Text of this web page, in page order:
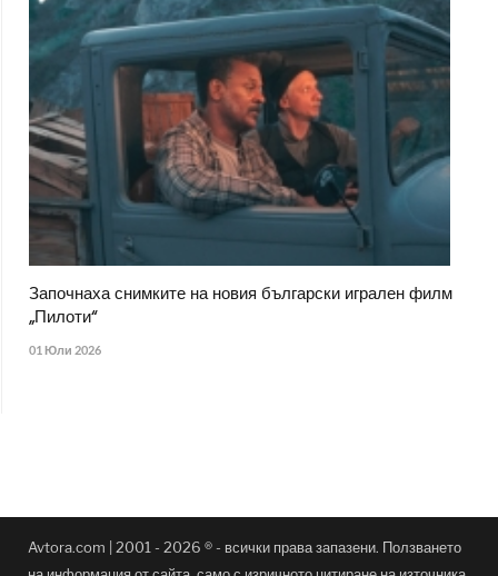
Започнаха снимките на новия български игрален филм
„Пилоти“
01 Юли 2026
Avtora.com | 2001 - 2026 ® - всички права запазени. Ползването